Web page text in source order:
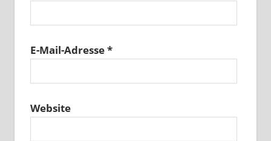
E-Mail-Adresse*
Website